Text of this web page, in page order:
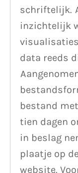
schriftelijk.
inzichtelijk
data reeds
bestand
tien dagen
in beslag
plaatje op
website.